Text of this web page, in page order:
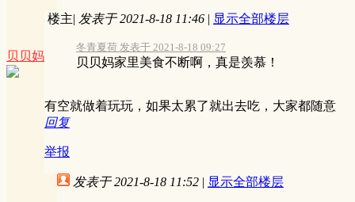
贝贝妈
楼主| 发表于 2021-8-18 11:46 | 显示全部楼层
冬青夏荷 发表于 2021-8-18 09:27
贝贝妈家里美食不断啊，真是羡慕！
有空就做着玩玩，如果太累了就出去吃，大家都随意
回复
举报
发表于 2021-8-18 11:52 | 显示全部楼层